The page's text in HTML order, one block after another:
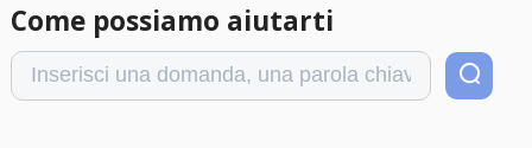
Come possiamo aiutarti